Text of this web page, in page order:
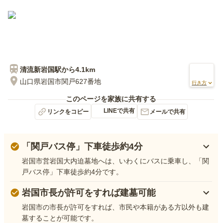
清流新岩国駅から4.1km
山口県岩国市関戸627番地
行き方
このページを家族に共有する
リンクをコピー LINEで共有 メールで共有
「関戸バス停」下車徒歩約4分
岩国市営岩国大内迫墓地へは、いわくにバスに乗車し、「関
戸バス停」下車徒歩約4分です。
岩国市長が許可をすれば建墓可能
岩国市の市長が許可をすれば、市民や本籍がある方以外も建
墓することが可能です。